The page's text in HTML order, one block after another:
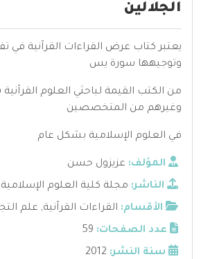
الجلالين
يعتبر كتاب عرض القراءات القرآنية في
وتوجيهها سورة يس
من الكتب القيمة لباحثي العلوم
وغيرهم من المتخصصين
في العلوم الإسلامية بشكل عام
المؤلف: عزيزول حسن
الناشر: مجلة كلية العلوم الإسلامية
الأقسام: القراءات القرآنية, علم
عدد الصفحات: 59
سنة النشر: 2012